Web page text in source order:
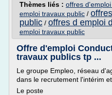
Thèmes liés : offres
emploi travaux public /
public / offres d emploi
emploi travaux public
Offre d'emploi
travaux publics tp ...
Le groupe Empleo, réseau
dans le recrutement l'intérim et
Le poste